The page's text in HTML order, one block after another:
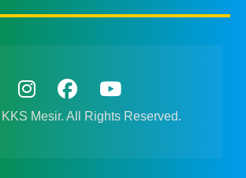
Mesir. All Rights Reserved.